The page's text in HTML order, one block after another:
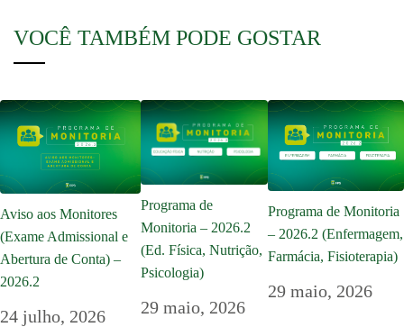
VOCÊ TAMBÉM PODE GOSTAR
Aviso aos Monitores
(Exame Admissional e
Abertura de Conta) –
2026.2
24 julho, 2026
Programa de
Monitoria – 2026.2
(Ed. Física, Nutrição,
Psicologia)
29 maio, 2026
Programa de Monitoria
– 2026.2 (Enfermagem,
Farmácia, Fisioterapia)
29 maio, 2026